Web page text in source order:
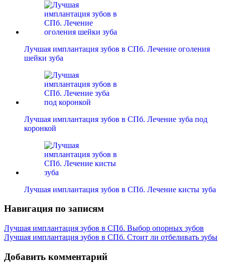
Лучшая имплантация зубов в СПб. Лечение оголения
шейки зуба
Лучшая имплантация зубов в СПб. Лечение зуба под
коронкой
Лучшая имплантация зубов в СПб. Лечение кисты зуба
Навигация по записям
Лучшая имплантация зубов в СПб. Выбор опорных зубов
Лучшая имплантация зубов в СПб. Стоит ли отбеливать зубы
Добавить комментарий